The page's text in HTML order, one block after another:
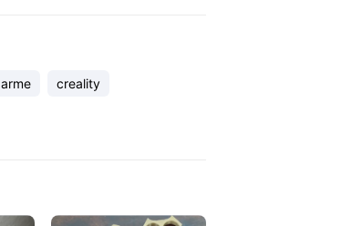
arme creality